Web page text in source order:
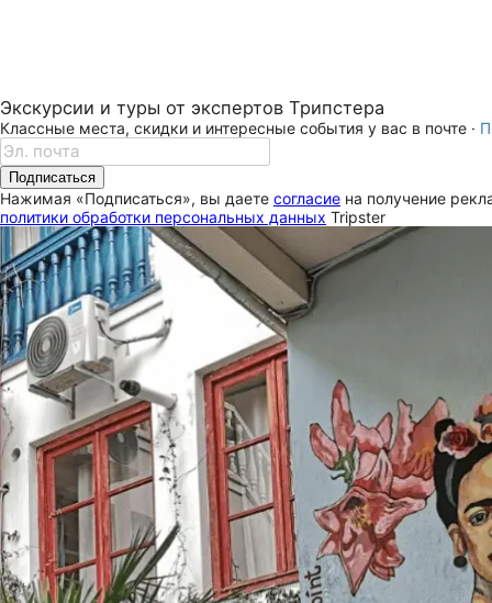
Экскурсии и туры от экспертов Трипстера
Классные места, скидки и интересные события у вас в почте ·
Подписаться
Нажимая «Подписаться», вы даете согласие на получение
политики обработки персональных данных Tripster